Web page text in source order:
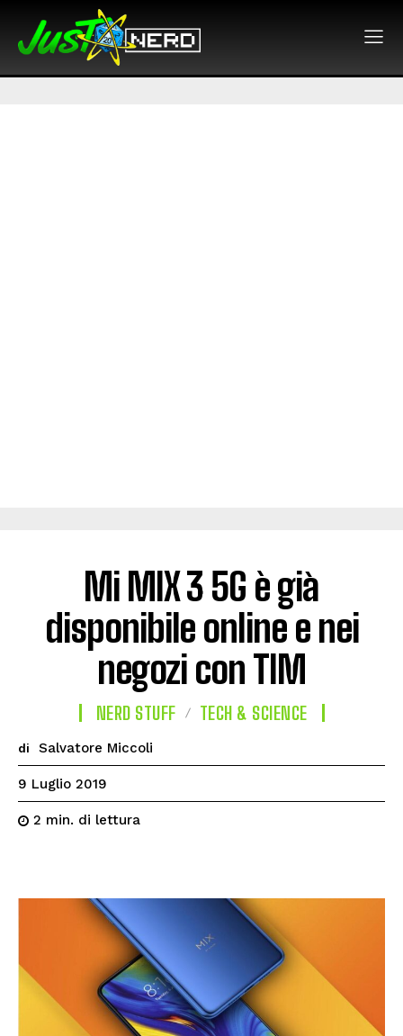
Mi MIX 3 5G è già
disponibile online e nei
negozi con TIM
NERD STUFF TECH & SCIENCE
di Salvatore Miccoli
9 Luglio 2019
2 min. di lettura